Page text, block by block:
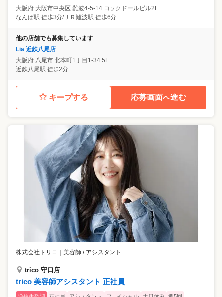
大阪府 大阪市中央区 難波4-5-14 コックドールビル2F
なんば駅 徒歩3分/ＪＲ難波駅 徒歩6分
他の店舗でも募集しています
Lia 近鉄八尾店
大阪府 八尾市 北本町1丁目1-34 5F
近鉄八尾駅 徒歩2分
キープする 応募画面へ進む
株式会社トリコ 美容師 / アシスタント
trico 守口店
trico 美容師アシスタント 正社員
通信生歓迎 正社員 アシスタント フェイシャル 土日休み 週5回